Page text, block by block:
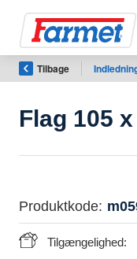
Tilbage
til web
Farmet
maskiner
Tilbage
Flag 105
Produktkode:
Tilgængelighed: